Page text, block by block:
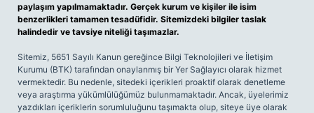
paylaşım yapılmamaktadır. Gerçek kurum ve kişiler ile isim
benzerlikleri tamamen tesadüfidir. Sitemizdeki bilgiler taslak
halindedir ve tavsiye niteliği taşımazlar.
Sitemiz, 5651 Sayılı Kanun gereğince Bilgi Teknolojileri ve İletişim
Kurumu (BTK) tarafından onaylanmış bir Yer Sağlayıcı olarak hizmet
vermektedir. Bu nedenle, sitedeki içerikleri proaktif olarak denetleme
veya araştırma yükümlülüğümüz bulunmamaktadır. Ancak, üyelerimiz
yazdıkları içeriklerin sorumluluğunu taşımakta olup, siteye üye olarak